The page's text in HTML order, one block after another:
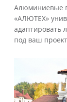
Алюминиевые
«АЛЮТЕХ»
адаптировать
под ваш